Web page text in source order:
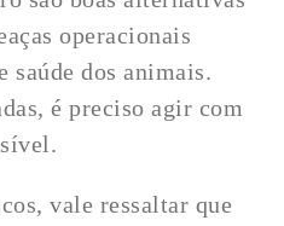
operacionais
saúde dos animais.
é preciso agir com
vale ressaltar que